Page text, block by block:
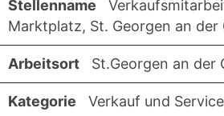
Marktplatz, St. Georgen an der
St.Georgen an der
Verkauf und Service